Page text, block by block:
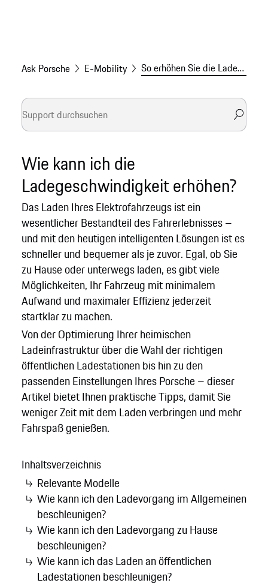
Ask Porsche E-Mobility So erhöhen Sie die Ladegeschwindigkeit
Wie kann ich die
Ladegeschwindigkeit erhöhen?
Das Laden Ihres Elektrofahrzeugs ist ein
wesentlicher Bestandteil des Fahrerlebnisses –
und mit den heutigen intelligenten Lösungen ist es
schneller und bequemer als je zuvor. Egal, ob Sie
zu Hause oder unterwegs laden, es gibt viele
Möglichkeiten, Ihr Fahrzeug mit minimalem
Aufwand und maximaler Effizienz jederzeit
startklar zu machen.
Von der Optimierung Ihrer heimischen
Ladeinfrastruktur über die Wahl der richtigen
öffentlichen Ladestationen bis hin zu den
passenden Einstellungen Ihres Porsche – dieser
Artikel bietet Ihnen praktische Tipps, damit Sie
weniger Zeit mit dem Laden verbringen und mehr
Fahrspaß genießen.
Inhaltsverzeichnis
Relevante Modelle
Wie kann ich den Ladevorgang im Allgemeinen
beschleunigen?
Wie kann ich den Ladevorgang zu Hause
beschleunigen?
Wie kann ich das Laden an öffentlichen
Ladestationen beschleunigen?